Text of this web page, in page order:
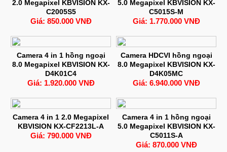
2.0 Megapixel KBVISION KX-
C2005S5
Giá: 850.000 VNĐ
5.0 Megapixel KBVISION KX-
C5015S-M
Giá: 1.770.000 VNĐ
Camera 4 in 1 hồng ngoại
8.0 Megapixel KBVISION KX-
D4K01C4
Giá: 1.920.000 VNĐ
Camera HDCVI hồng ngoại
8.0 Megapixel KBVISION KX-
D4K05MC
Giá: 6.940.000 VNĐ
Camera 4 in 1 2.0 Megapixel
KBVISION KX-CF2213L-A
Giá: 790.000 VNĐ
Camera 4 in 1 hồng ngoại
5.0 Megapixel KBVISION KX-
C5011S-A
Giá: 870.000 VNĐ